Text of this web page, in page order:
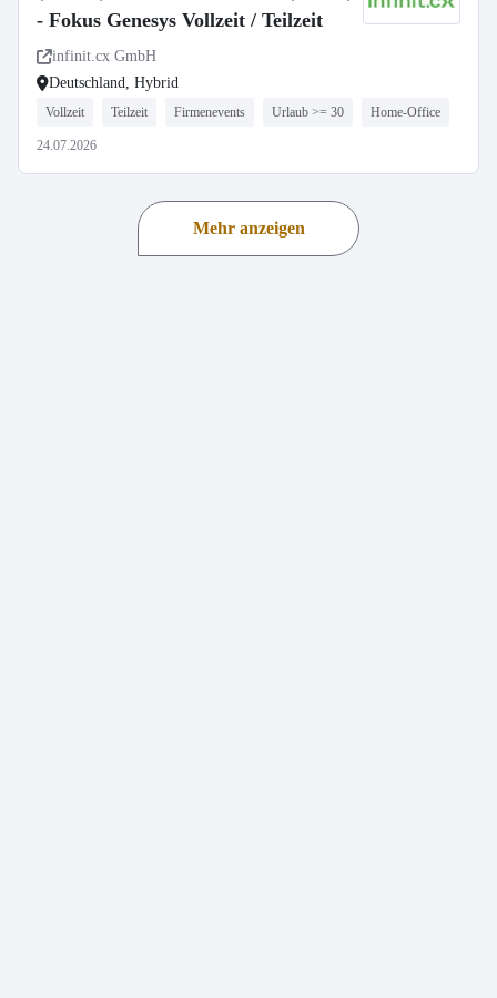
- Fokus Genesys Vollzeit / Teilzeit
infinit.cx GmbH
Deutschland, Hybrid
Vollzeit Teilzeit Firmenevents Urlaub >= 30 Home-Office
24.07.2026
Mehr anzeigen